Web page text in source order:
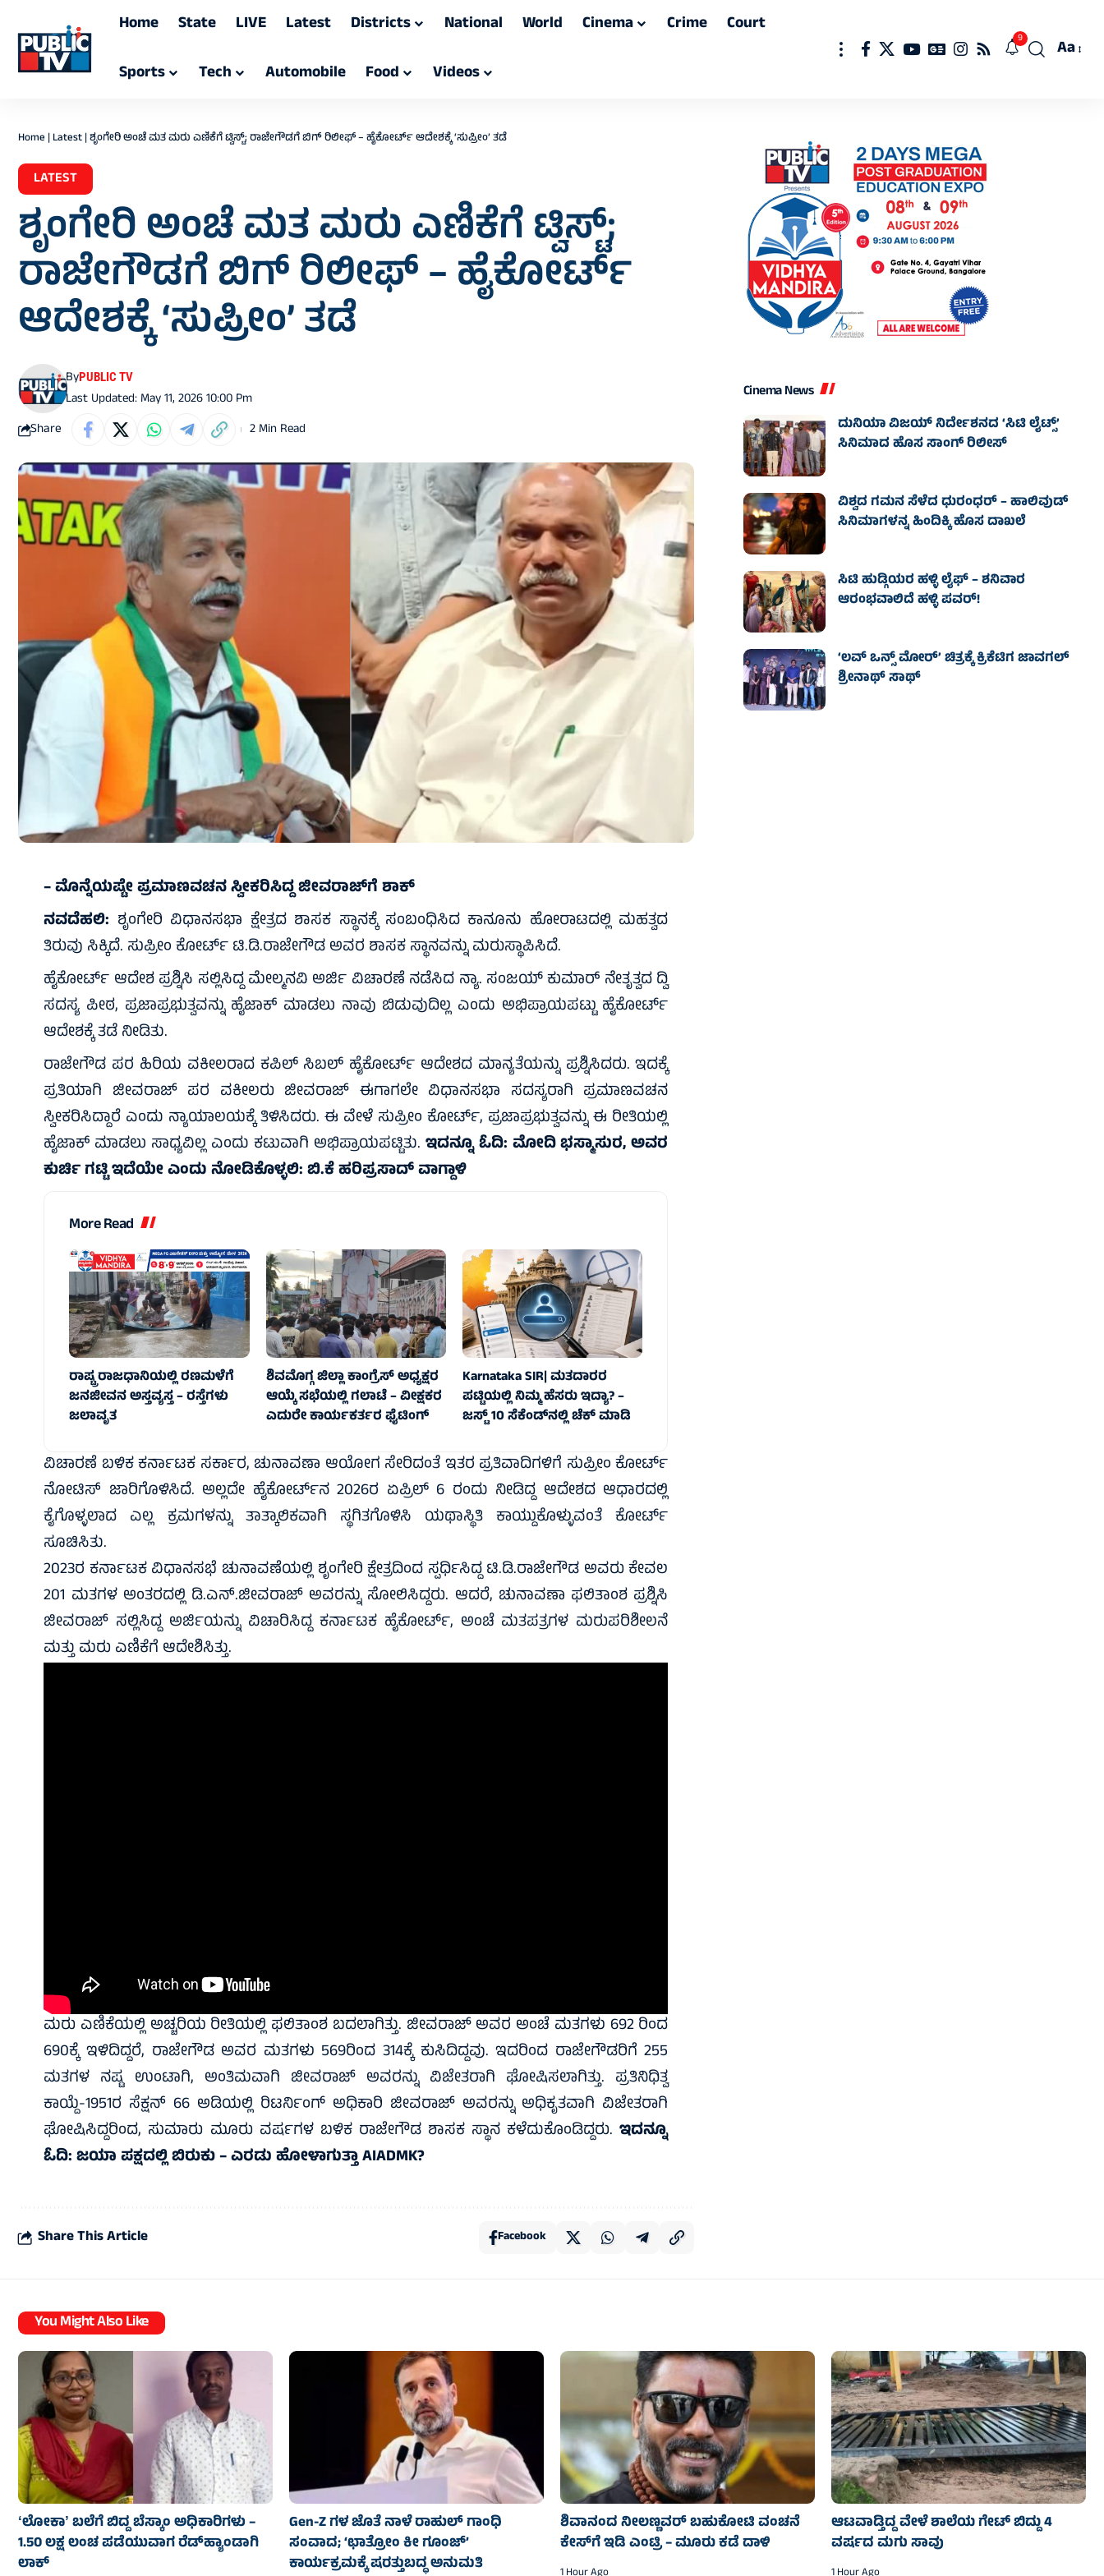
Home State LIVE Latest Districts National World Cinema Crime
Court
Sports
Tech Automobile Food Videos
9
Font
Aa
Home |Latest|ಶೃಂಗೇರಿ ಅಂಚೆ ಮತ ಮರು ಎಣಿಕೆಗೆ ಟ್ವಿಸ್ಟ್‌; ರಾಜೇಗೌಡಗೆ ಬಿಗ್‌ ರಿಲೀಫ್‌ – ಹೈಕೋರ್ಟ್‌ ಆದೇಶಕ್ಕೆ ‘ಸುಪ್ರೀಂ’ ತಡೆ
LATEST
ಶೃಂಗೇರಿ ಅಂಚೆ ಮತ ಮರು ಎಣಿಕೆಗೆ ಟ್ವಿಸ್ಟ್‌;
ರಾಜೇಗೌಡಗೆ ಬಿಗ್‌ ರಿಲೀಫ್‌ – ಹೈಕೋರ್ಟ್‌
ಆದೇಶಕ್ಕೆ ‘ಸುಪ್ರೀಂ’ ತಡೆ
Last Updated: May 11, 2026 10:00 Pm
ByPUBLIC TV
Share 2 Min Read
– ಮೊನ್ನೆಯಷ್ಟೇ ಪ್ರಮಾಣವಚನ ಸ್ವೀಕರಿಸಿದ್ದ ಜೀವರಾಜ್‌ಗೆ ಶಾಕ್‌
ನವದೆಹಲಿ: ಶೃಂಗೇರಿ ವಿಧಾನಸಭಾ ಕ್ಷೇತ್ರದ ಶಾಸಕ ಸ್ಥಾನಕ್ಕೆ ಸಂಬಂಧಿಸಿದ ಕಾನೂನು ಹೋರಾಟದಲ್ಲಿ ಮಹತ್ವದ
ತಿರುವು ಸಿಕ್ಕಿದೆ. ಸುಪ್ರೀಂ ಕೋರ್ಟ್ ಟಿ.ಡಿ.ರಾಜೇಗೌಡ ಅವರ ಶಾಸಕ ಸ್ಥಾನವನ್ನು ಮರುಸ್ಥಾಪಿಸಿದೆ.
ಹೈಕೋರ್ಟ್ ಆದೇಶ ಪ್ರಶ್ನಿಸಿ ಸಲ್ಲಿಸಿದ್ದ ಮೇಲ್ಮನವಿ ಅರ್ಜಿ ವಿಚಾರಣೆ ನಡೆಸಿದ ನ್ಯಾ. ಸಂಜಯ್ ಕುಮಾರ್ ನೇತೃತ್ವದ ದ್ವಿ
ಸದಸ್ಯ ಪೀಠ, ಪ್ರಜಾಪ್ರಭುತ್ವವನ್ನು ಹೈಜಾಕ್ ಮಾಡಲು ನಾವು ಬಿಡುವುದಿಲ್ಲ ಎಂದು ಅಭಿಪ್ರಾಯಪಟ್ಟು ಹೈಕೋರ್ಟ್
ಆದೇಶಕ್ಕೆ ತಡೆ ನೀಡಿತು.
ರಾಜೇಗೌಡ ಪರ ಹಿರಿಯ ವಕೀಲರಾದ ಕಪಿಲ್ ಸಿಬಲ್ ಹೈಕೋರ್ಟ್ ಆದೇಶದ ಮಾನ್ಯತೆಯನ್ನು ಪ್ರಶ್ನಿಸಿದರು. ಇದಕ್ಕೆ
ಪ್ರತಿಯಾಗಿ ಜೀವರಾಜ್ ಪರ ವಕೀಲರು ಜೀವರಾಜ್ ಈಗಾಗಲೇ ವಿಧಾನಸಭಾ ಸದಸ್ಯರಾಗಿ ಪ್ರಮಾಣವಚನ
ಸ್ವೀಕರಿಸಿದ್ದಾರೆ ಎಂದು ನ್ಯಾಯಾಲಯಕ್ಕೆ ತಿಳಿಸಿದರು. ಈ ವೇಳೆ ಸುಪ್ರೀಂ ಕೋರ್ಟ್, ಪ್ರಜಾಪ್ರಭುತ್ವವನ್ನು ಈ ರೀತಿಯಲ್ಲಿ
ಹೈಜಾಕ್ ಮಾಡಲು ಸಾಧ್ಯವಿಲ್ಲ ಎಂದು ಕಟುವಾಗಿ ಅಭಿಪ್ರಾಯಪಟ್ಟಿತು. ಇದನ್ನೂ ಓದಿ: ಮೋದಿ ಭಸ್ಮಾಸುರ, ಅವರ
ಕುರ್ಚಿ ಗಟ್ಟಿ ಇದೆಯೇ ಎಂದು ನೋಡಿಕೊಳ್ಳಲಿ: ಬಿ.ಕೆ ಹರಿಪ್ರಸಾದ್ ವಾಗ್ದಾಳಿ
More Read
ರಾಷ್ಟ್ರ ರಾಜಧಾನಿಯಲ್ಲಿ ರಣಮಳೆಗೆ
ಜನಜೀವನ ಅಸ್ತವ್ಯಸ್ತ – ರಸ್ತೆಗಳು
ಜಲಾವೃತ
ಶಿವಮೊಗ್ಗ ಜಿಲ್ಲಾ ಕಾಂಗ್ರೆಸ್ ಅಧ್ಯಕ್ಷರ
ಆಯ್ಕೆ ಸಭೆಯಲ್ಲಿ ಗಲಾಟೆ – ವೀಕ್ಷಕರ
ಎದುರೇ ಕಾರ್ಯಕರ್ತರ ಫೈಟಿಂಗ್
Karnataka SIR| ಮತದಾರರ
ಪಟ್ಟಿಯಲ್ಲಿ ನಿಮ್ಮ ಹೆಸರು ಇದ್ಯಾ? –
ಜಸ್ಟ್‌ 10 ಸೆಕೆಂಡ್‌ನಲ್ಲಿ ಚೆಕ್‌ ಮಾಡಿ
ವಿಚಾರಣೆ ಬಳಿಕ ಕರ್ನಾಟಕ ಸರ್ಕಾರ, ಚುನಾವಣಾ ಆಯೋಗ ಸೇರಿದಂತೆ ಇತರ ಪ್ರತಿವಾದಿಗಳಿಗೆ ಸುಪ್ರೀಂ ಕೋರ್ಟ್
ನೋಟಿಸ್ ಜಾರಿಗೊಳಿಸಿದೆ. ಅಲ್ಲದೇ ಹೈಕೋರ್ಟ್‌ನ 2026ರ ಏಪ್ರಿಲ್‌ 6 ರಂದು ನೀಡಿದ್ದ ಆದೇಶದ ಆಧಾರದಲ್ಲಿ
ಕೈಗೊಳ್ಳಲಾದ ಎಲ್ಲ ಕ್ರಮಗಳನ್ನು ತಾತ್ಕಾಲಿಕವಾಗಿ ಸ್ಥಗಿತಗೊಳಿಸಿ ಯಥಾಸ್ಥಿತಿ ಕಾಯ್ದುಕೊಳ್ಳುವಂತೆ ಕೋರ್ಟ್
ಸೂಚಿಸಿತು.
2023ರ ಕರ್ನಾಟಕ ವಿಧಾನಸಭೆ ಚುನಾವಣೆಯಲ್ಲಿ ಶೃಂಗೇರಿ ಕ್ಷೇತ್ರದಿಂದ ಸ್ಪರ್ಧಿಸಿದ್ದ ಟಿ.ಡಿ.ರಾಜೇಗೌಡ ಅವರು ಕೇವಲ
201 ಮತಗಳ ಅಂತರದಲ್ಲಿ ಡಿ.ಎನ್.ಜೀವರಾಜ್ ಅವರನ್ನು ಸೋಲಿಸಿದ್ದರು. ಆದರೆ, ಚುನಾವಣಾ ಫಲಿತಾಂಶ ಪ್ರಶ್ನಿಸಿ
ಜೀವರಾಜ್ ಸಲ್ಲಿಸಿದ್ದ ಅರ್ಜಿಯನ್ನು ವಿಚಾರಿಸಿದ್ದ ಕರ್ನಾಟಕ ಹೈಕೋರ್ಟ್, ಅಂಚೆ ಮತಪತ್ರಗಳ ಮರುಪರಿಶೀಲನೆ
ಮತ್ತು ಮರು ಎಣಿಕೆಗೆ ಆದೇಶಿಸಿತ್ತು.
ಮರು ಎಣಿಕೆಯಲ್ಲಿ ಅಚ್ಚರಿಯ ರೀತಿಯಲ್ಲಿ ಫಲಿತಾಂಶ ಬದಲಾಗಿತ್ತು. ಜೀವರಾಜ್ ಅವರ ಅಂಚೆ ಮತಗಳು 692 ರಿಂದ
690ಕ್ಕೆ ಇಳಿದಿದ್ದರೆ, ರಾಜೇಗೌಡ ಅವರ ಮತಗಳು 569ರಿಂದ 314ಕ್ಕೆ ಕುಸಿದಿದ್ದವು. ಇದರಿಂದ ರಾಜೇಗೌಡರಿಗೆ 255
ಮತಗಳ ನಷ್ಟ ಉಂಟಾಗಿ, ಅಂತಿಮವಾಗಿ ಜೀವರಾಜ್ ಅವರನ್ನು ವಿಜೇತರಾಗಿ ಘೋಷಿಸಲಾಗಿತ್ತು. ಪ್ರತಿನಿಧಿತ್ವ
ಕಾಯ್ದೆ-1951ರ ಸೆಕ್ಷನ್ 66 ಅಡಿಯಲ್ಲಿ ರಿಟರ್ನಿಂಗ್ ಅಧಿಕಾರಿ ಜೀವರಾಜ್ ಅವರನ್ನು ಅಧಿಕೃತವಾಗಿ ವಿಜೇತರಾಗಿ
ಘೋಷಿಸಿದ್ದರಿಂದ, ಸುಮಾರು ಮೂರು ವರ್ಷಗಳ ಬಳಿಕ ರಾಜೇಗೌಡ ಶಾಸಕ ಸ್ಥಾನ ಕಳೆದುಕೊಂಡಿದ್ದರು.ಇದನ್ನೂ
ಓದಿ:ಜಯಾ ಪಕ್ಷದಲ್ಲಿ ಬಿರುಕು – ಎರಡು ಹೋಳಾಗುತ್ತಾ AIADMK?
Share This Article Facebook
Cinema News
ದುನಿಯಾ ವಿಜಯ್ ನಿರ್ದೇಶನದ ‘ಸಿಟಿ ಲೈಟ್ಸ್’
ಸಿನಿಮಾದ ಹೊಸ ಸಾಂಗ್ ರಿಲೀಸ್
ವಿಶ್ವದ ಗಮನ ಸೆಳೆದ ಧುರಂಧರ್ – ಹಾಲಿವುಡ್‌
ಸಿನಿಮಾಗಳನ್ನ ಹಿಂದಿಕ್ಕಿ ಹೊಸ ದಾಖಲೆ
ಸಿಟಿ ಹುಡ್ಗಿಯರ ಹಳ್ಳಿ ಲೈಫ್‌ – ಶನಿವಾರ
ಆರಂಭವಾಲಿದೆ ಹಳ್ಳಿ ಪವರ್‌!
‘ಲವ್ ಒನ್ಸ್ ಮೋರ್’ ಚಿತ್ರಕ್ಕೆ ಕ್ರಿಕೆಟಿಗ ಜಾವಗಲ್
ಶ್ರೀನಾಥ್ ಸಾಥ್
You Might Also Like
ʻಲೋಕಾʼ ಬಲೆಗೆ ಬಿದ್ದ ಬೆಸ್ಕಾಂ ಅಧಿಕಾರಿಗಳು –
1.50 ಲಕ್ಷ ಲಂಚ ಪಡೆಯುವಾಗ ರೆಡ್‌ಹ್ಯಾಂಡಾಗಿ
ಲಾಕ್
Gen-Z ಗಳ ಜೊತೆ ನಾಳೆ ರಾಹುಲ್‌ ಗಾಂಧಿ
ಸಂವಾದ; ‘ಛಾತ್ರೋಂ ಕೀ ಗೂಂಜ್’
ಕಾರ್ಯಕ್ರಮಕ್ಕೆ ಷರತ್ತುಬದ್ಧ ಅನುಮತಿ
ಶಿವಾನಂದ ನೀಲಣ್ಣವರ್‌ ಬಹುಕೋಟಿ ವಂಚನೆ
ಕೇಸ್‌ಗೆ ಇಡಿ ಎಂಟ್ರಿ – ಮೂರು ಕಡೆ ದಾಳಿ
ಆಟವಾಡ್ತಿದ್ದ ವೇಳೆ ಶಾಲೆಯ ಗೇಟ್ ಬಿದ್ದು 4
ವರ್ಷದ ಮಗು ಸಾವು